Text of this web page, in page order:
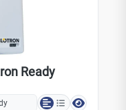
im Lieferumfang
Ready